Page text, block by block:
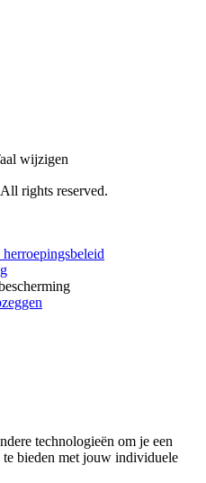
wijzigen
rights reserved.
technologieën om je een
bieden met jouw individuele